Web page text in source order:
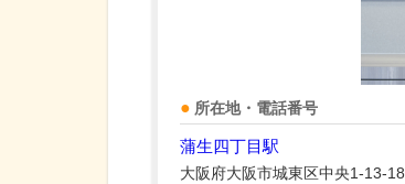
所在地・電話番号
蒲生四丁目駅
大阪府大阪市城東区中央1-13-18